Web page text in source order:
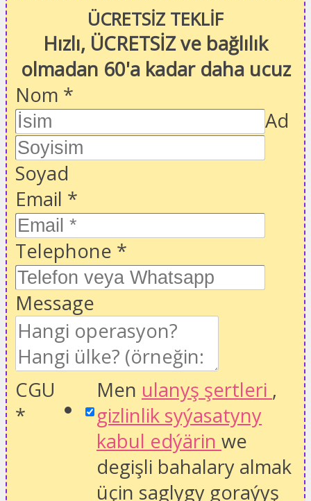
ÜCRETSİZ TEKLİF
Hızlı, ÜCRETSİZ ve bağlılık
olmadan 60'a kadar daha ucuz
Nom *
Ad
Soyad
Email *
Telephone *
Message
CGU
*
Men ulanyş şertleri ,
gizlinlik syýasatyny
kabul edýärin we
degişli bahalary almak
üçin saglygy goraýyş